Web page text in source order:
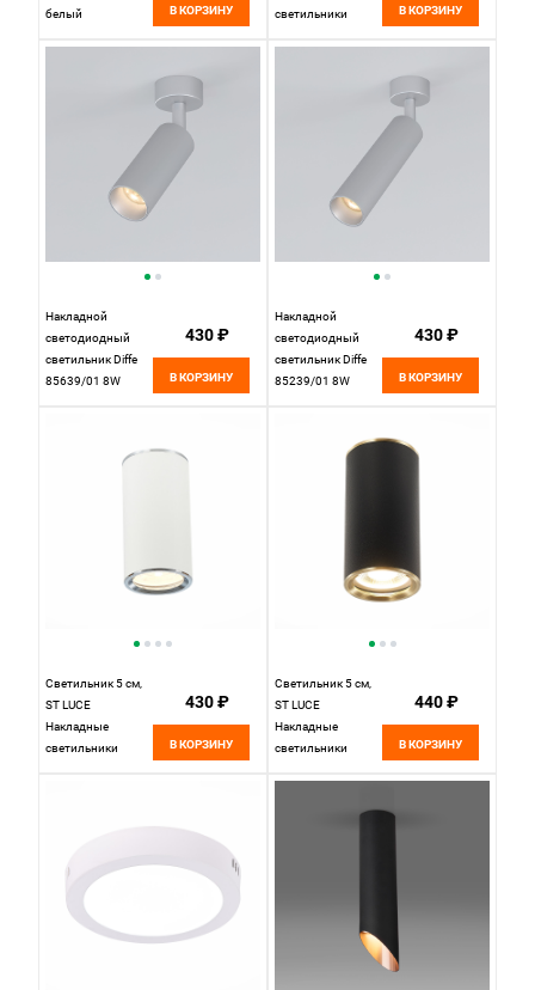
белый В КОРЗИНУ
светильники
В КОРЗИНУ
Накладной
светодиодный
светильник Diffe
85639/01 8W
430 ₽
В КОРЗИНУ
Накладной
светодиодный
светильник Diffe
85239/01 8W
430 ₽
В КОРЗИНУ
Светильник 5 см,
ST LUCE
Накладные
светильники
430 ₽
В КОРЗИНУ
Светильник 5 см,
ST LUCE
Накладные
светильники
440 ₽
В КОРЗИНУ